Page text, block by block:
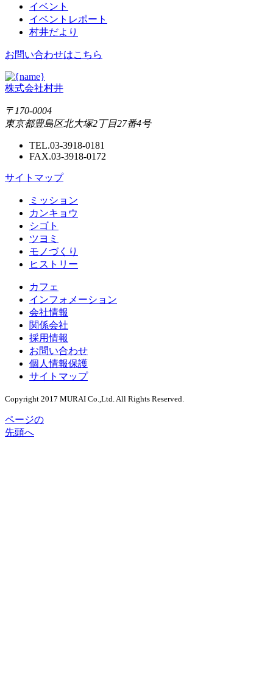
イベント
イベントレポート
村井だより
お問い合わせはこちら
株式会社村井
〒170-0004
東京都豊島区北大塚2丁目27番4号
TEL.03-3918-0181
FAX.03-3918-0172
サイトマップ
ミッション
カンキョウ
シゴト
ツヨミ
モノづくり
ヒストリー
カフェ
インフォメーション
会社情報
関係会社
採用情報
お問い合わせ
個人情報保護
サイトマップ
Copyright 2017 MURAI Co.,Ltd. All Rights Reserved.
ページの
先頭へ